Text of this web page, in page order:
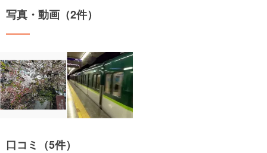
写真・動画（2件）
口コミ（5件）